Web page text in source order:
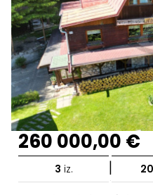
260 000,00 €
3 iz. |